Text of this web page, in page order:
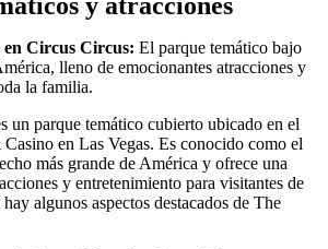
y atracciones
Circus Circus: El parque temático bajo
lleno de emocionantes atracciones y
la familia.
un parque temático cubierto ubicado en el
en Las Vegas. Es conocido como el
más grande de América y ofrece una
y entretenimiento para visitantes de
algunos aspectos destacados de The